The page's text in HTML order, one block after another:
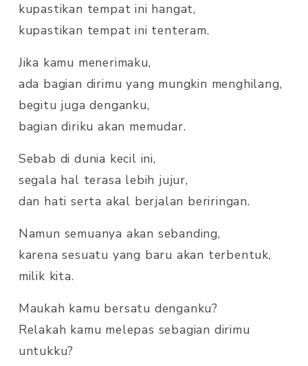
kupastikan tempat ini hangat,
kupastikan tempat ini tenteram.
Jika kamu menerimaku,
ada bagian dirimu yang mungkin menghilang,
begitu juga denganku,
bagian diriku akan memudar.
Sebab di dunia kecil ini,
segala hal terasa lebih jujur,
dan hati serta akal berjalan beriringan.
Namun semuanya akan sebanding,
karena sesuatu yang baru akan terbentuk,
milik kita.
Maukah kamu bersatu denganku?
Relakah kamu melepas sebagian dirimu
untukku?